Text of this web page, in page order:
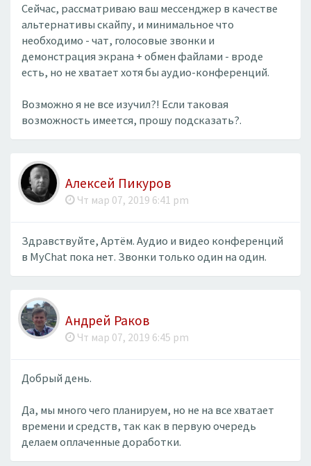
Сейчас, рассматриваю ваш мессенджер в качестве
альтернативы скайпу, и минимальное что
необходимо - чат, голосовые звонки и
демонстрация экрана + обмен файлами - вроде
есть, но не хватает хотя бы аудио-конференций.
Возможно я не все изучил?! Если таковая
возможность имеется, прошу подсказать?.
Алексей Пикуров
Чт мар 07, 2019 6:41 pm
Здравствуйте, Артём. Аудио и видео конференций
в MyChat пока нет. Звонки только один на один.
Андрей Раков
Чт мар 07, 2019 6:45 pm
Добрый день.
Да, мы много чего планируем, но не на все хватает
времени и средств, так как в первую очередь
делаем оплаченные доработки.